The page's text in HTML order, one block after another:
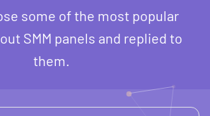
some of the most popular
SMM panels and replied to
them.